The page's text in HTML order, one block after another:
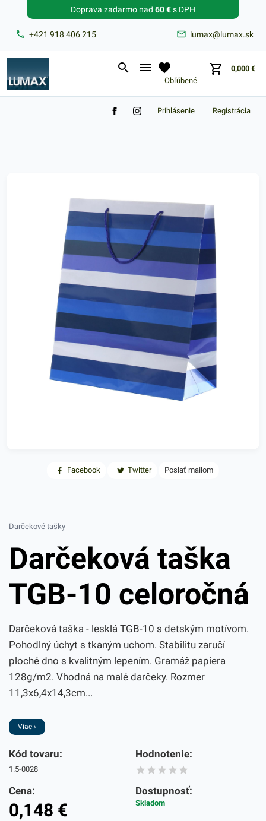
+421 918 406 215 lumax@lumax.sk
Doprava zadarmo nad 60 €s DPH
Obľúbené
0,000 €
Zabudnuté heslo?
Registrácia
Prihlásenie
Facebook Twitter Poslať mailom
Darčekové tašky
Darčeková taška
TGB-10 celoročná
Darčeková taška - lesklá TGB-10 s detským motívom.
Pohodlný úchyt s tkaným uchom. Stabilitu zaručí
ploché dno s kvalitným lepením. Gramáž papiera
128g/m2. Vhodná na malé darčeky. Rozmer
11,3x6,4x14,3cm...
Viac ›
Kód tovaru:
1.5-0028
Hodnotenie:
Cena:
0,148 €
Dostupnosť:
Skladom